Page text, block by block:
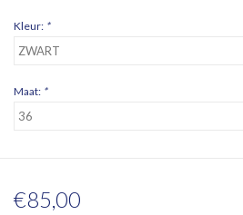
Kleur: *
Maat: *
€85,00